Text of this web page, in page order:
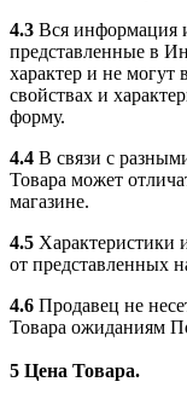
4.3 Вся информация
представленные в
характер и не
свойствах и
форму.
4.4 В связи с
Товара может
магазине.
4.5 Характеристики
от представленных
4.6 Продавец не
Товара ожиданиям
5 Цена Товара.